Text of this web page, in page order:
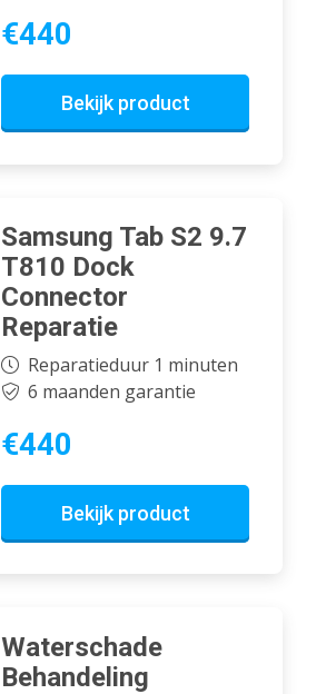
€440
Bekijk product
Samsung Tab S2 9.7
T810 Dock
Connector
Reparatie
Reparatieduur 1 minuten
6 maanden garantie
€440
Bekijk product
Waterschade
Behandeling